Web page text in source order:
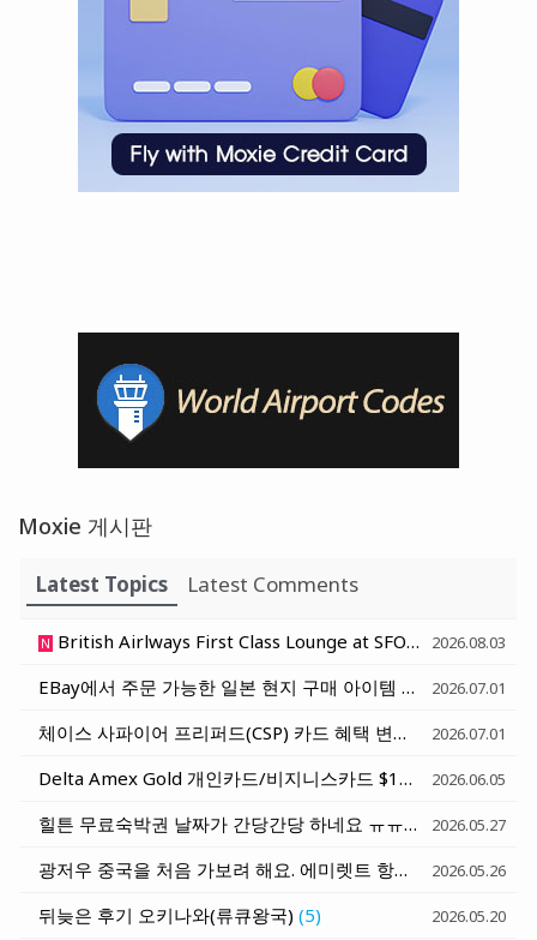
Moxie 게시판
Latest Topics Latest Comments
N British Airlways First Class Lounge at SFO - 샌프란시스코 영국항공 일등석 라운지 2026.08.03
EBay에서 주문 가능한 일본 현지 구매 아이템 - 일본 호텔로 배송받기 2026.07.01
체이스 사파이어 프리퍼드(CSP) 카드 혜택 변화 세가지 정리 (6월 15일과 10월 1일) 2026.07.01
Delta Amex Gold 개인카드/비지니스카드 $120 Rideshare Credit (매달 $10) - Uber, Lyft, Curb, Alto 2026.06.05
힐튼 무료숙박권 날짜가 간당간당 하네요 ㅠㅠ(7) 2026.05.27
광저우 중국을 처음 가보려 해요. 에미렛트 항공 발권 질문 (1)
2026.05.26
뒤늦은 후기 오키나와(류큐왕국) (5) 2026.05.20